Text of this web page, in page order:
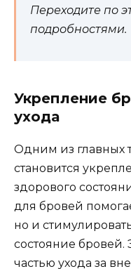
Переходите по
подробностями.
Укреплениe
ухода
Одним из главных
становится
здорового
для бровей
но и
состояние бровей.​
частью ухода за